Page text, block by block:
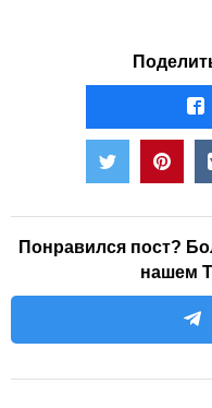
Понравился пост?
нашем